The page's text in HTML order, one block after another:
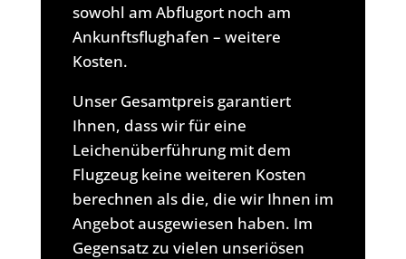
sowohl am Abflugort noch am
Ankunftsflughafen – weitere
Kosten.
Unser Gesamtpreis garantiert
Ihnen, dass wir für eine
Leichenüberführung mit dem
Flugzeug keine weiteren Kosten
berechnen als die, die wir Ihnen im
Angebot ausgewiesen haben. Im
Gegensatz zu vielen unseriösen